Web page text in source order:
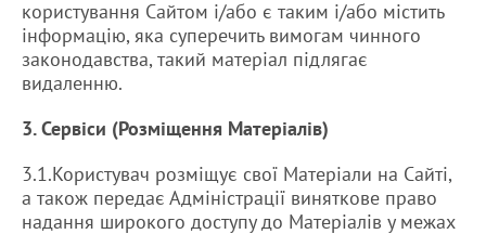
користування Сайтом і/або є таким і/або містить
інформацію, яка суперечить вимогам чинного
законодавства, такий матеріал підлягає
видаленню.
3. Сервіси (Розміщення Матеріалів)
3.1.Користувач розміщує свої Матеріали на Сайті,
а також передає Адміністрації виняткове право
надання широкого доступу до Матеріалів у межах